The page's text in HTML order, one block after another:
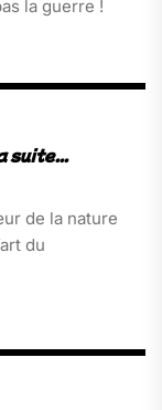
la guerre !
de la nature
du